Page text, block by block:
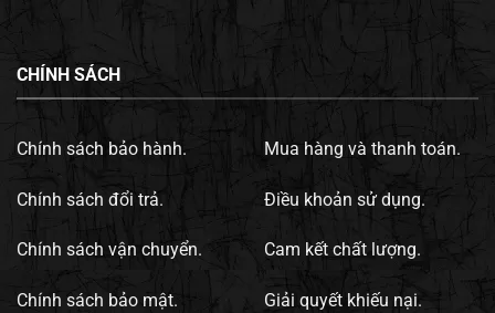
CHÍNH SÁCH
Chính sách bảo hành.
Chính sách đổi trả.
Chính sách vận chuyển.
Chính sách bảo mật.
Mua hàng và thanh toán.
Điều khoản sử dụng.
Cam kết chất lượng.
Giải quyết khiếu nại.